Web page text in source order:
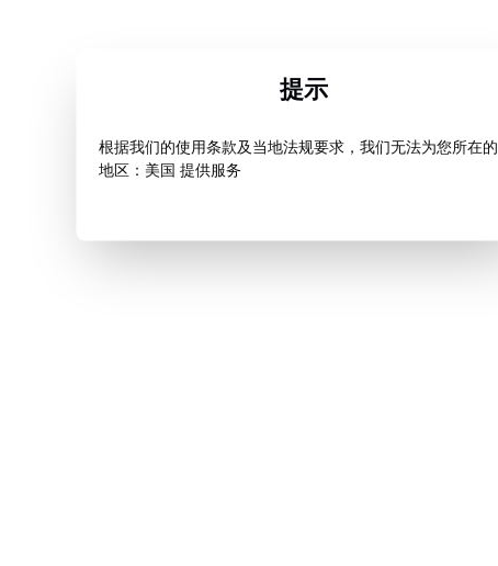
提示
根据我们的使用条款及当地法规要求，我们无法为您所在的
地区：美国 提供服务